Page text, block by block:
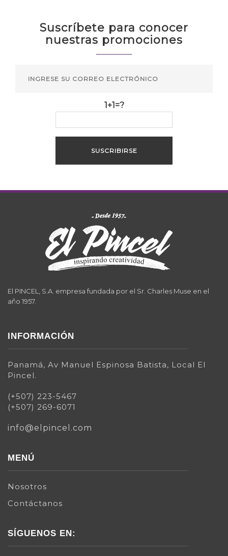
Suscríbete para conocer
nuestras promociones
1+1=?
El PINCEL, S.A. empresa fundada por el Sr. Charles Muse en el
año 1957.
INFORMACIÓN
Panamá, Av Manuel Espinosa Batista, Local El
Pincel.
(+507) 223-5467
(+507) 269-6071
info@elpincel.com
MENÚ
Nosotros
Contáctanos
SÍGUENOS EN: